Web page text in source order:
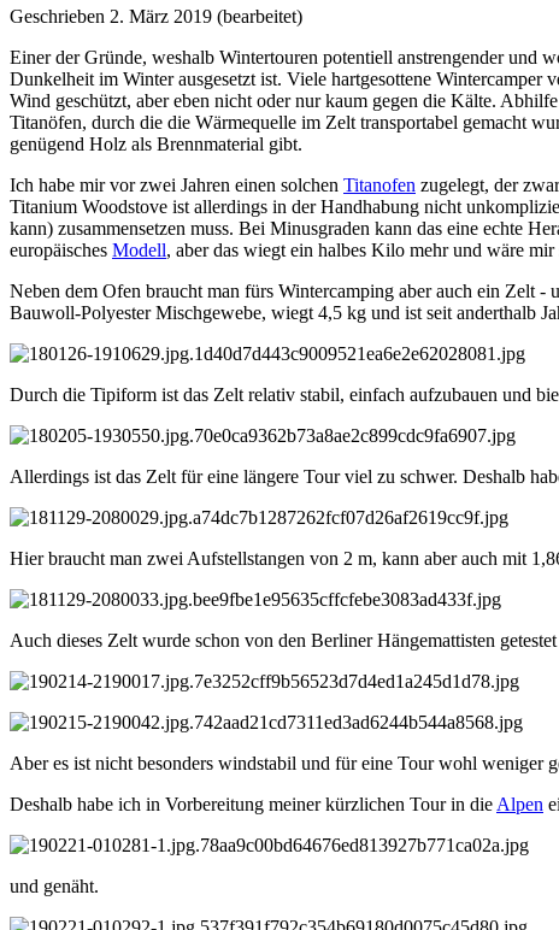
Geschrieben 2. März 2019 (bearbeitet)
Einer der Gründe, weshalb Wintertouren potentiell anstrengender und
Dunkelheit im Winter ausgesetzt ist. Viele hartgesottene
Wind geschützt, aber eben nicht oder nur kaum gegen die Kälte.
Titanöfen, durch die die Wärmequelle im Zelt transportabel gemacht
genügend Holz als Brennmaterial gibt.
Ich habe mir vor zwei Jahren einen solchen Titanofen zugelegt, der
Titanium Woodstove ist allerdings in der Handhabung nicht
kann) zusammensetzen muss. Bei Minusgraden kann das eine echte
europäisches Modell, aber das wiegt ein halbes Kilo mehr und wäre
Neben dem Ofen braucht man fürs Wintercamping aber auch ein Zelt
Bauwoll-Polyester Mischgewebe, wiegt 4,5 kg und ist seit anderthalb
Durch die Tipiform ist das Zelt relativ stabil, einfach aufzubauen und
Allerdings ist das Zelt für eine längere Tour viel zu schwer. Deshalb
Hier braucht man zwei Aufstellstangen von 2 m, kann aber auch mit
Auch dieses Zelt wurde schon von den Berliner Hängemattisten
Aber es ist nicht besonders windstabil und für eine Tour wohl weniger
Deshalb habe ich in Vorbereitung meiner kürzlichen Tour in die Alpen
und genäht.